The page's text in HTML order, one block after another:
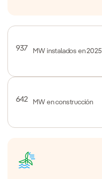
937 MW instalados en 2025
642 MW en construcción